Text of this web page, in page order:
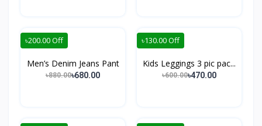
৳200.00 Off
Men’s Denim Jeans Pant
৳880.00৳680.00
৳130.00 Off
Kids Leggings 3 pic pac...
৳600.00৳470.00